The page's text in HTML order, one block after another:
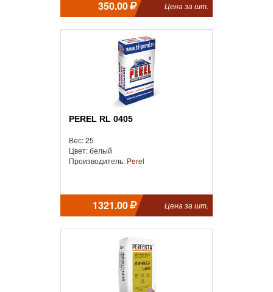
350.00 Цена за шт.
PEREL RL 0405
Вес: 25
Цвет: белый
Производитель: Perel
1321.00 Цена за шт.